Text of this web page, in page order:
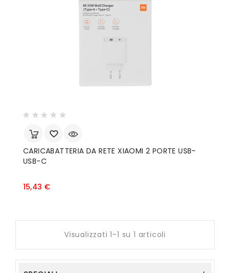
CARICABATTERIA DA RETE XIAOMI 2 PORTE USB-
USB-C
15,43 €Prezzo
Visualizzati 1-1 su 1 articoli